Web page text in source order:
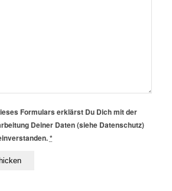
Formulars erklärst Du Dich mit der
Deiner Daten (siehe Datenschutz)
*